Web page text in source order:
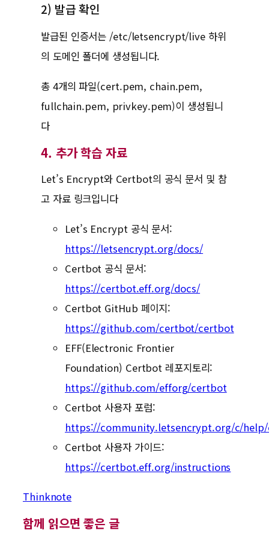
2) 발급 확인
발급된 인증서는 /etc/letsencrypt/live 하위
의 도메인 폴더에 생성됩니다.
총 4개의 파일(cert.pem, chain.pem,
fullchain.pem, privkey.pem)이 생성됩니
다
4. 추가 학습 자료
Let’s Encrypt와 Certbot의 공식 문서 및 참
고 자료 링크입니다
Let’s Encrypt 공식 문서:
https://letsencrypt.org/docs/
Certbot 공식 문서:
https://certbot.eff.org/docs/
Certbot GitHub 페이지:
https://github.com/certbot/certbot
EFF(Electronic Frontier
Foundation) Certbot 레포지토리:
https://github.com/efforg/certbot
Certbot 사용자 포럼:
https://community.letsencrypt.org/c/
Certbot 사용자 가이드:
https://certbot.eff.org/instructions
Thinknote
함께 읽으면 좋은 글